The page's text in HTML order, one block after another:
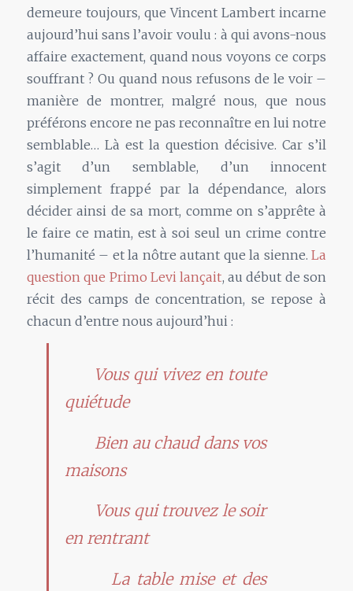
demeure toujours, que Vincent Lambert incarne
aujourd’hui sans l’avoir voulu : à qui avons-nous
affaire exactement, quand nous voyons ce corps
souffrant ? Ou quand nous refusons de le voir –
manière de montrer, malgré nous, que nous
préférons encore ne pas reconnaître en lui notre
semblable… Là est la question décisive. Car s’il
s’agit d’un semblable, d’un innocent
simplement frappé par la dépendance, alors
décider ainsi de sa mort, comme on s’apprête à
le faire ce matin, est à soi seul un crime contre
l’humanité – et la nôtre autant que la sienne.La
question que Primo Levi lançait, au début de son
récit des camps de concentration, se repose à
chacun d’entre nous aujourd’hui :
Vous qui vivez en toute
quiétude
Bien au chaud dans vos
maisons
Vous qui trouvez le soir
en rentrant
La table mise et des